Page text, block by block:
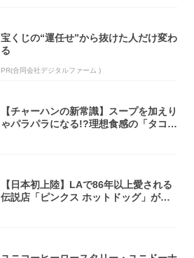
宝くじの“運任せ”から抜けた人だけ変わ
る
PR(合同会社デジタルファーム )
【チャーハンの新常識】スープを加えり
ゃパラパラになる!?理想食感の「タコチ
【日本初上陸】LAで86年以上愛される
伝説店「ピンクス ホットドッグ」が年